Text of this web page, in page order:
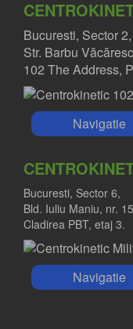
Bucuresti, Sector 2,
Str. Barbu
102 The Address,
Navigatie
Bucuresti, Sector 6,
Bld. Iuliu Maniu, nr.
Cladirea PBT, etaj 3.
Navigatie